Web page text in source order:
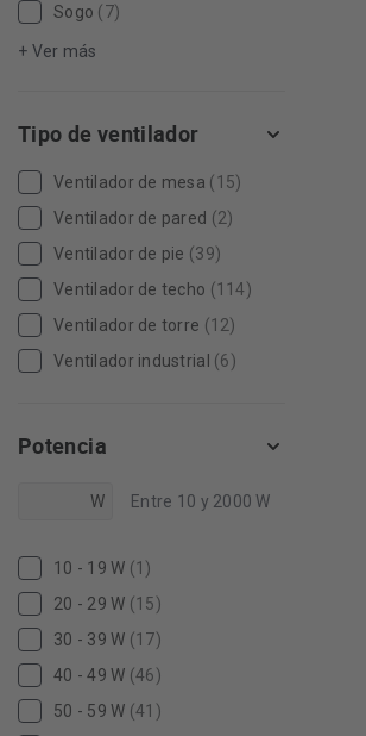
Sogo (7)
+ Ver más
Tipo de ventilador
Ventilador de mesa (15)
Ventilador de pared (2)
Ventilador de pie (39)
Ventilador de techo (114)
Ventilador de torre (12)
Ventilador industrial (6)
Potencia
W Entre 10 y 2000 W
10 - 19 W (1)
20 - 29 W (15)
30 - 39 W (17)
40 - 49 W (46)
50 - 59 W (41)